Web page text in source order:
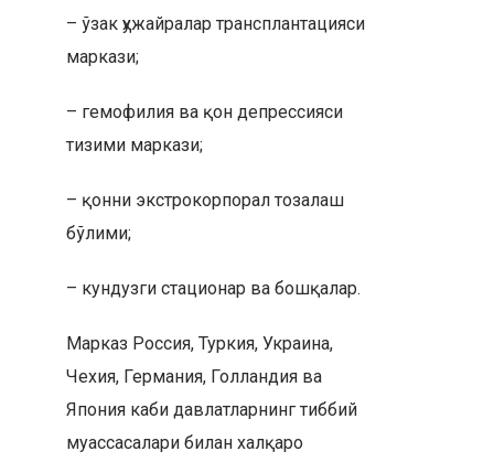
– ўзак ҳужайралар трансплантацияси
маркази;
– гемофилия ва қон депрессияси
тизими маркази;
– қонни экстрокорпорал тозалаш
бўлими;
– кундузги стационар ва бошқалар.
Марказ Россия, Туркия, Украина,
Чехия, Германия, Голландия ва
Япония каби давлатларнинг тиббий
муассасалари билан халқаро